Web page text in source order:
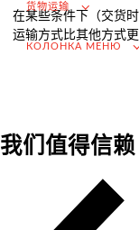
货物运输
КОЛОНКА МЕНЮ
选择国外供应商
在俄罗斯市场推广
货物运输
Доставка груза из
国际航运
在某些条件下（交货
运输方式比其他方式更
我们值得信赖